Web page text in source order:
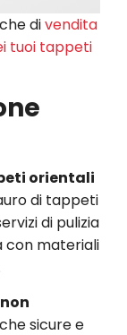
divendita
tuoi tappeti
orientali
di tappeti
di pulizia
con materiali
sicure e